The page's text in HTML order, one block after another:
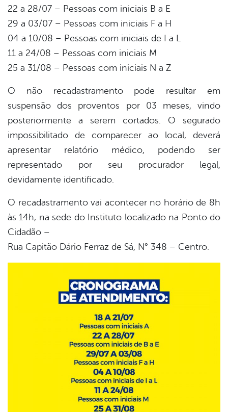
22 a 28/07 – Pessoas com iniciais B a E
29 a 03/07 – Pessoas com iniciais F a H
04 a 10/08 – Pessoas com iniciais de I a L
11 a 24/08 – Pessoas com iniciais M
25 a 31/08 – Pessoas com iniciais N a Z
O não recadastramento pode resultar em
suspensão dos proventos por 03 meses, vindo
posteriormente a serem cortados. O segurado
impossibilitado de comparecer ao local, deverá
apresentar relatório médico, podendo ser
representado por seu procurador legal,
devidamente identificado.
O recadastramento vai acontecer no horário de 8h
às 14h, na sede do Instituto localizado na Ponto do
Cidadão –
Rua Capitão Dário Ferraz de Sá, N° 348 – Centro.